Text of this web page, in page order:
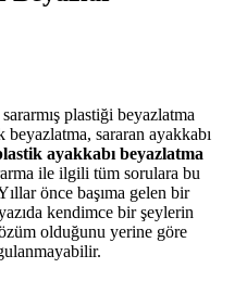
sararmış plastiği beyazlatma
beyazlatma, sararan ayakkabı
ayakkabı beyazlatma
ile ilgili tüm sorulara bu
önce başıma gelen bir
kendimce bir şeylerin
olduğunu yerine göre